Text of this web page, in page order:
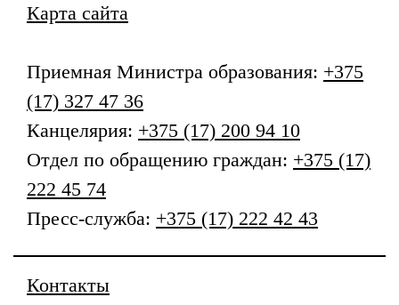
Карта сайта
Приемная Министра образования: +375
(17) 327 47 36
Канцелярия: +375 (17) 200 94 10
Отдел по обращению граждан: +375 (17)
222 45 74
Пресс-служба: +375 (17) 222 42 43
Контакты